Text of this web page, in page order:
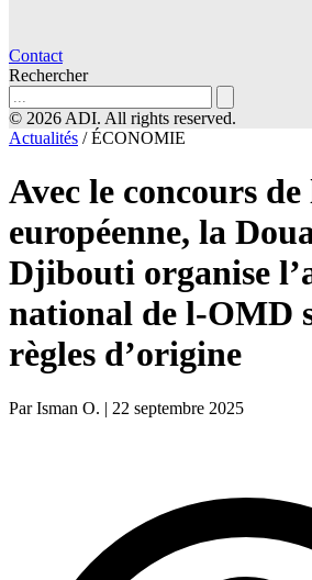
Contact
Rechercher
© 2026 ADI. All rights reserved.
Actualités / ÉCONOMIE
Avec le concours
européenne, la
Djibouti organise
national de l-OMD
règles d’origine
Par Isman O. | 22 septembre 2025